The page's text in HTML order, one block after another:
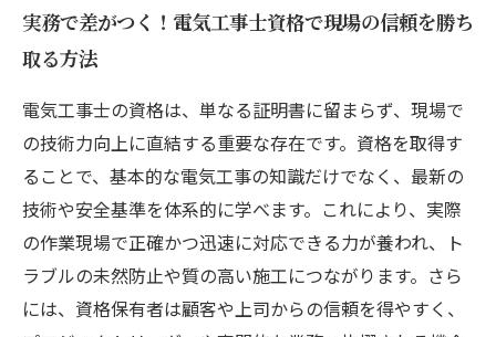
実務で差がつく！電気工事士資格で現場の信頼を勝ち
取る方法
電気工事士の資格は、単なる証明書に留まらず、現場で
の技術力向上に直結する重要な存在です。資格を取得す
ることで、基本的な電気工事の知識だけでなく、最新の
技術や安全基準を体系的に学べます。これにより、実際
の作業現場で正確かつ迅速に対応できる力が養われ、ト
ラブルの未然防止や質の高い施工につながります。さら
には、資格保有者は顧客や上司からの信頼を得やすく、